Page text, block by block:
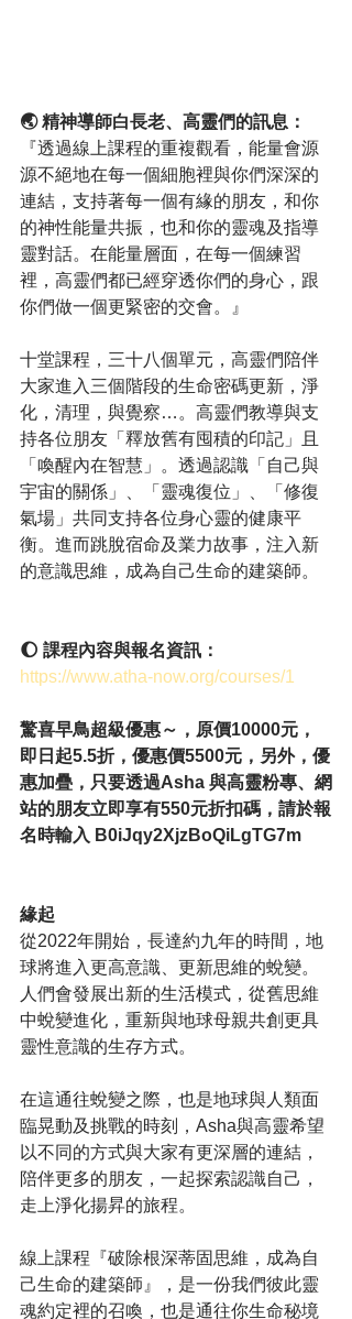
🌏 精神導師白長老、高靈們的訊息：
『透過線上課程的重複觀看，能量會源
源不絕地在每一個細胞裡與你們深深的
連結，支持著每一個有緣的朋友，和你
的神性能量共振，也和你的靈魂及指導
靈對話。在能量層面，在每一個練習
裡，高靈們都已經穿透你們的身心，跟
你們做一個更緊密的交會。』
十堂課程，三十八個單元，高靈們陪伴
大家進入三個階段的生命密碼更新，淨
化，清理，與覺察…。高靈們教導與支
持各位朋友「釋放舊有囤積的印記」且
「喚醒內在智慧」。透過認識「自己與
宇宙的關係」、「靈魂復位」、「修復
氣場」共同支持各位身心靈的健康平
衡。進而跳脫宿命及業力故事，注入新
的意識思維，成為自己生命的建築師。
🌔 課程內容與報名資訊：
https://www.atha-now.org/courses/1
驚喜早鳥超級優惠～，原價10000元，
即日起5.5折，優惠價5500元，另外，優
惠加疊，只要透過Asha 與高靈粉專、網
站的朋友立即享有550元折扣碼，請於報
名時輸入 B0iJqy2XjzBoQiLgTG7m
緣起
從2022年開始，長達約九年的時間，地
球將進入更高意識、更新思維的蛻變。
人們會發展出新的生活模式，從舊思維
中蛻變進化，重新與地球母親共創更具
靈性意識的生存方式。
在這通往蛻變之際，也是地球與人類面
臨晃動及挑戰的時刻，Asha與高靈希望
以不同的方式與大家有更深層的連結，
陪伴更多的朋友，一起探索認識自己，
走上淨化揚昇的旅程。
線上課程『破除根深蒂固思維，成為自
己生命的建築師』，是一份我們彼此靈
魂約定裡的召喚，也是通往你生命秘境